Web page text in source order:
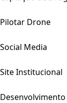
Pilotar Drone
Social Media
Site Institucional